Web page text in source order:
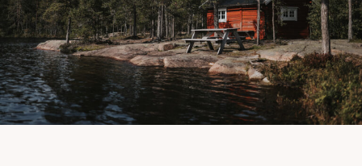
REISEN
WANDERN